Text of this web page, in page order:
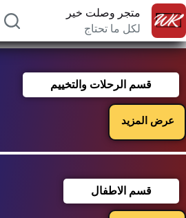
متجر وصلت خير
لكل ما تحتاج
قسم الرحلات والتخييم
عرض المزيد
قسم الاطفال